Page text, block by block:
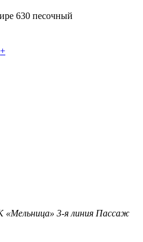
630 песочный
+
3-я линия Пассаж